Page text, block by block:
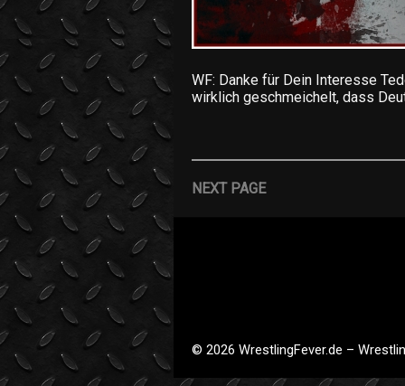
WF: Danke für Dein Interesse
wirklich geschmeichelt, dass
NEXT PAGE
© 2026 WrestlingFever.de –